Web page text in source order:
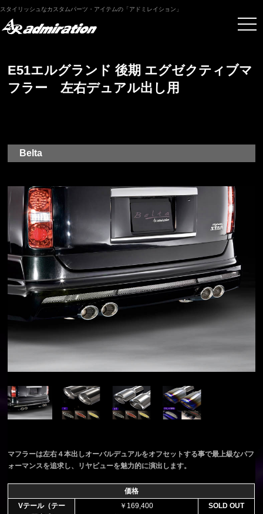
スタイリッシュなカスタムパーツ・アイテムの「アドミレイション」
E51エルグランド 後期 エグゼクティブマ
フラー 左右デュアル出し用
Belta
マフラーは左右４本出しオーバルデュアルをオフセットする事で最上級なパフ
ォーマンスを追求し、リヤビューを魅力的に演出します。
価格
Vテール（テー
￥169,400
SOLD OUT